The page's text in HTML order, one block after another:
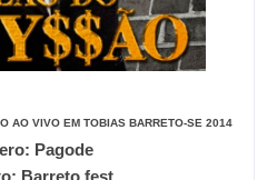
AO VIVO EM TOBIAS BARRETO-SE 2014
Pagode
Barreto fest